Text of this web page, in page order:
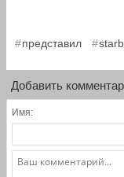
представил
Добавить
Имя: